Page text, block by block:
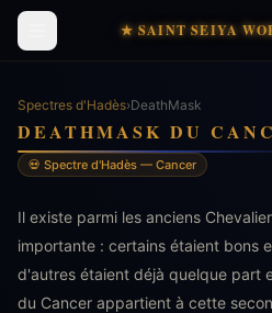
★ SAINT SEIYA
Spectres d'Hadès›DeathMask
DEATHMASK DU
💀 Spectre d'Hadès — Cancer
Il existe parmi les anciens
importante : certains étaient bons
d'autres étaient déjà quelque part
du Cancer appartient à cette